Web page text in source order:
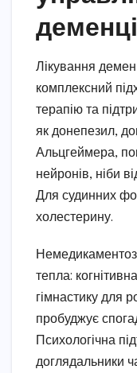
Лікування
комплексний
терапію та
як донепезил,
Альцгеймера,
нейронів, ніби
Для судинних
холестерину.
тепла:
гімнастику для
пробуджує
Психологічна
доглядальники